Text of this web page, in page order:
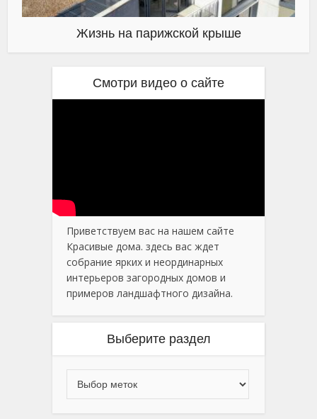
Жизнь на парижской крыше
Смотри видео о сайте
Приветствуем вас на нашем сайте
Красивые дома. здесь вас ждет
собрание ярких и неординарных
интерьеров загородных домов и
примеров ландшафтного дизайна.
Выберите раздел